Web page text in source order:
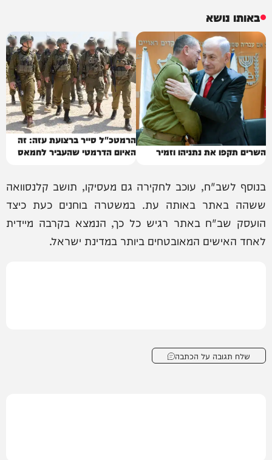
באותו נושא
השרים תקפו את נתניהו וזמיר
הרמטכ"ל סייר ברצועת עזה: זה
האיום הדרמטי שהעביר לחמאס
בנוסף לשב"ח, עוכב לחקירה גם מעסיקו, תושב קלנסוואה
ששהה באתר באותה עת. במשטרה בוחנים כעת כיצד
הועסק שב"ח באתר רגיש כל כך, הנמצא בקרבה מיידית
לאחד האישים המאובטחים ביותר במדינת ישראל.
שלח תגובה על הכתבה